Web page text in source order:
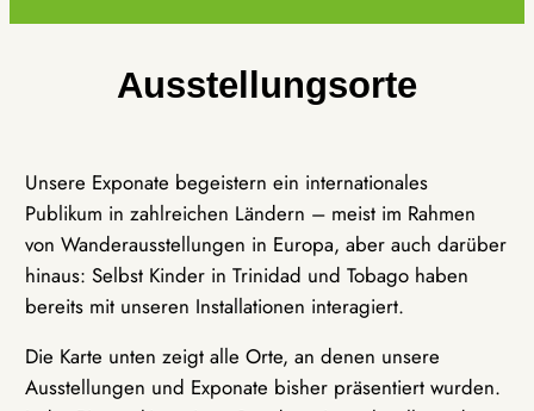
Ausstellungsorte
Unsere Exponate begeistern ein internationales
Publikum in zahlreichen Ländern – meist im Rahmen
von Wanderausstellungen in Europa, aber auch darüber
hinaus: Selbst Kinder in Trinidad und Tobago haben
bereits mit unseren Installationen interagiert.
Die Karte unten zeigt alle Orte, an denen unsere
Ausstellungen und Exponate bisher präsentiert wurden.